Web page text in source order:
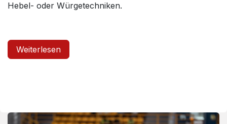
Hebel- oder Würgetechniken.
Weiterlesen